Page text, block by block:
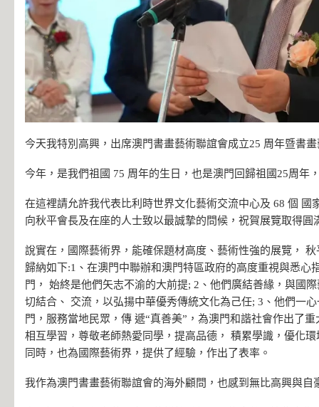
今天我特別高興，出席澳門書畫藝術聯誼會成立25 周年暨書
今年，是我們祖國 75 周年的生日，也是澳門回歸祖國25周年
在這裡請允許我代表比利時世界文化藝術交流中心及 68 個 國
向秋平會長及在座的人士致以最誠摯的問候，祝賀展覽取得圓
說實在，國際藝術界，能確保題材高度、藝術性強的展覽，
歸納如下:1、在澳門中聯辦和澳門特區政府的高度重視與悉心
門， 始終是他們矢志不渝的大前提; 2、他們廣結善緣，與國
切結合、 交流，以弘揚中華優秀傳統文化為己任; 3、他們一
門，服務當地民眾，傳 遞“真善美”，為澳門和諧社會作出了
相互學習，尊敬老師熱愛同學，提高品德， 積累學識，優化
同時，也為國際藝術界，提供了經驗，作出了表率。
我作為澳門書畫藝術聯誼會的海外顧問，也感到無比高興與自